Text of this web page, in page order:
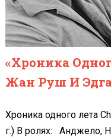
«Хроника
Жан Руш И
Хроника одного лета
г.) В ролях: Анджело,